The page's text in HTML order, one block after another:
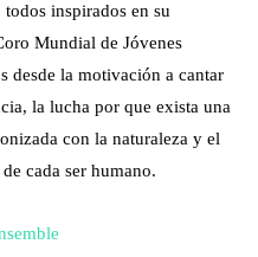
inspirados en su
Mundial de Jóvenes
desde la motivación a cantar
la lucha por que exista una
con la naturaleza y el
cada ser humano.